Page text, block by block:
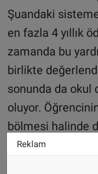
Şuandaki
en fazla 4 yıllık
zamanda bu
birlikte
sonunda da okul
oluyor.
bölmesi halinde
sarkmalar
Reklam